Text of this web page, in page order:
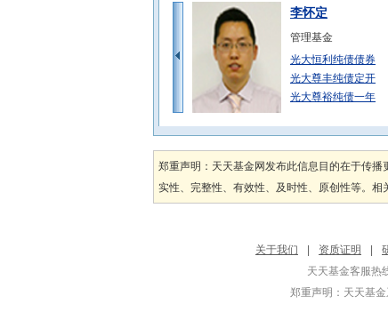
李怀定
管理基金
光大恒利纯债债券
光大尊丰纯债定开
光大尊裕纯债一年
房雷
管理基金
光大产业新动力混
光大景气先锋混合
管理基金
光大创业板量化优
郑重声明：天天基金网发布此信息目的在于传
实性、完整性、有效性、及时性、原创性等。
关于我们
资质证明
天天基金客服热
郑重声明： 天天基